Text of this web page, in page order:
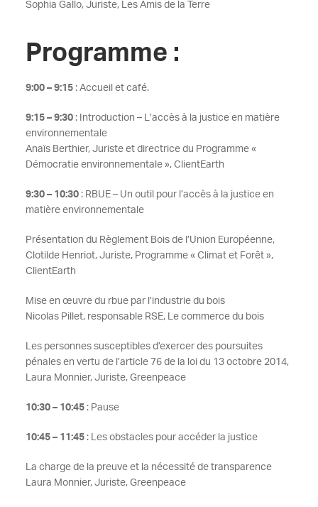
Sophia Gallo, Juriste, Les Amis de la Terre
Programme :
9:00 – 9:15: Accueil et café.
9:15 – 9:30: Introduction – L’accès à la justice en matière
environnementale
Anaïs Berthier, Juriste et directrice du Programme «
Démocratie environnementale », ClientEarth
9:30 – 10:30 : RBUE – Un outil pour l’accès à la justice en
matière environnementale
Présentation du Règlement Bois de l’Union Européenne,
Clotilde Henriot, Juriste, Programme « Climat et Forêt »,
ClientEarth
Mise en œuvre du rbue par l’industrie du bois
Nicolas Pillet, responsable RSE, Le commerce du bois
Les personnes susceptibles d’exercer des poursuites
pénales en vertu de l’article 76 de la loi du 13 octobre 2014,
Laura Monnier, Juriste, Greenpeace
10:30 – 10:45: Pause
10:45 – 11:45: Les obstacles pour accéder la justice
La charge de la preuve et la nécessité de transparence
Laura Monnier, Juriste, Greenpeace